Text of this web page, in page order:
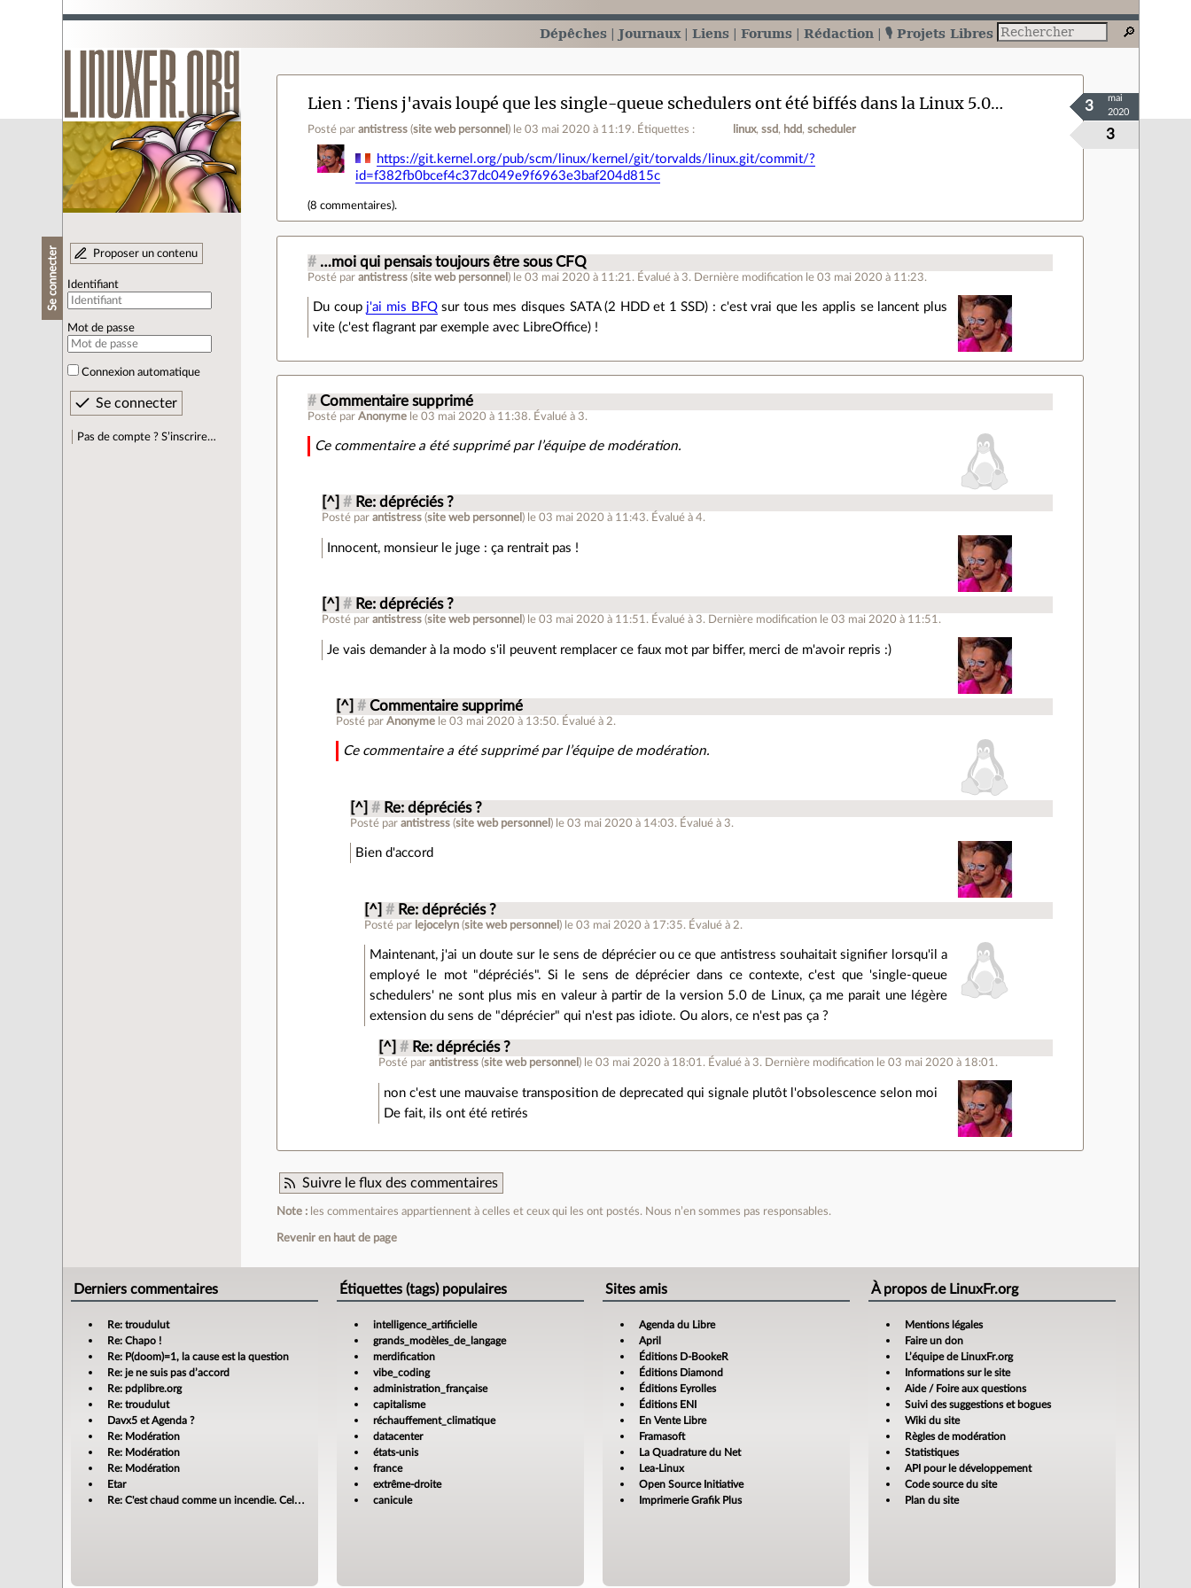
Dépêches Journaux Liens Forums Rédaction 🎙️ Projets Libres
Se connecter Proposer un contenu
Identifiant
Mot de passe
Connexion automatique
Pas de compte ? S’inscrire…
Lien Tiens j'avais loupé que les single-queue schedulers ont été biffés dans la Linux 5.0…
Posté parantistress (site web personnel ) le 03 mai 2020 à 11:19. Étiquettes : linux ssd hdd scheduler 3
3
mai
2020
https://git.kernel.org/pub/scm/linux/kernel/git/torvalds/linux.git/commit/?
id=f382fb0bcef4c37dc049e9f6963e3baf204d815c
(8 commentaires).
# …moi qui pensais toujours être sous CFQ
Posté parantistress (site web personnel ) le 03 mai 2020 à 11:21 . Évalué à 3. Dernière modification le 03 mai 2020 à 11:23.
Du coup j'ai mis BFQsur tous mes disques SATA (2 HDD et 1 SSD) : c'est vrai que les applis se lancent plus
vite (c'est flagrant par exemple avec LibreOffice) !
# Commentaire supprimé
Posté parAnonyme le 03 mai 2020 à 11:38. Évalué à 3.
Ce commentaire a été supprimé par l’équipe de modération.
[^] # Re: dépréciés ?
Posté parantistress (site web personnel ) le 03 mai 2020 à 11:43. Évalué à4.
Innocent, monsieur le juge : ça rentrait pas !
[^] # Re: dépréciés ?
Posté parantistress (site web personnel ) le 03 mai 2020 à 11:51 . Évalué à 3. Dernière modification le 03 mai 2020 à 11:51.
Je vais demander à la modo s'il peuvent remplacer ce faux mot par biffer, merci de m'avoir repris :)
[^] # Commentaire supprimé
Posté parAnonyme le 03 mai 2020 à 13:50. Évalué à 2.
Ce commentaire a été supprimé par l’équipe de modération.
[^] # Re: dépréciés ?
Posté parantistress (site web personnel ) le 03 mai 2020 à 14:03. Évalué à 3.
Bien d'accord
[^] # Re: dépréciés ?
Posté par lejocelyn (site web personnel ) le 03 mai 2020 à 17:35. Évalué à 2.
Maintenant, j'ai un doute sur le sens de déprécier ou ce que antistress souhaitait signifier lorsqu'il a
employé le mot "dépréciés". Si le sens de déprécier dans ce contexte, c'est que 'single-queue
schedulers' ne sont plus mis en valeur à partir de la version 5.0 de Linux, ça me parait une légère
extension du sens de "déprécier" qui n'est pas idiote. Ou alors, ce n'est pas ça ?
[^] # Re: dépréciés ?
Posté parantistress (site web personnel ) le 03 mai 2020 à 18:01 . Évalué à 3. Dernière modification le 03 mai 2020 à 18:01.
non c'est une mauvaise transposition de deprecated qui signale plutôt l'obsolescence selon moi
De fait, ils ont été retirés
Suivre le flux des commentaires
Note : les commentaires appartiennent à celles et ceux qui les ont postés. Nous n’en sommes pas responsables.
Revenir en haut de page
Derniers commentaires
Re: troudulut
Re: Chapo !
Re: P(doom)=1, la cause est la question
Re: je ne suis pas d’accord
Re: pdplibre.org
Re: troudulut
Davx5 et Agenda ?
Re: Modération
Re: Modération
Re: Modération
Etar
Re: C'est chaud comme un incendie. Cela m'enrage!
Étiquettes (tags) populaires
intelligence_artificielle
grands_modèles_de_langage
merdification
vibe_coding
administration_française
capitalisme
réchauffement_climatique
datacenter
états-unis
france
extrême-droite
canicule
Sites amis
Agenda du Libre
April
Éditions D-BookeR
Éditions Diamond
Éditions Eyrolles
Éditions ENI
En Vente Libre
Framasoft
La Quadrature du Net
Lea-Linux
Open Source Initiative
Imprimerie Grafik Plus
À propos de LinuxFr.org
Mentions légales
Faire un don
L’équipe de LinuxFr.org
Informations sur le site
Aide / Foire aux questions
Suivi des suggestions et bogues
Wiki du site
Règles de modération
Statistiques
API pour le développement
Code source du site
Plan du site